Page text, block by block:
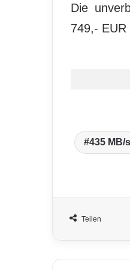
Die
749,-
435 MB/
Teilen